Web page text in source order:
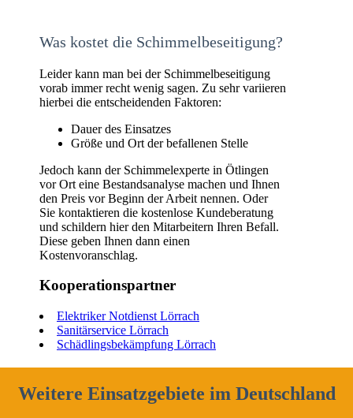
Was kostet die Schimmelbeseitigung?
Leider kann man bei der Schimmelbeseitigung
vorab immer recht wenig sagen. Zu sehr variieren
hierbei die entscheidenden Faktoren:
Dauer des Einsatzes
Größe und Ort der befallenen Stelle
Jedoch kann der Schimmelexperte in Ötlingen
vor Ort eine Bestandsanalyse machen und Ihnen
den Preis vor Beginn der Arbeit nennen. Oder
Sie kontaktieren die kostenlose Kundeberatung
und schildern hier den Mitarbeitern Ihren Befall.
Diese geben Ihnen dann einen
Kostenvoranschlag.
Kooperationspartner
Elektriker Notdienst Lörrach
Sanitärservice Lörrach
Schädlingsbekämpfung Lörrach
Weitere Einsatzgebiete im Deutschland